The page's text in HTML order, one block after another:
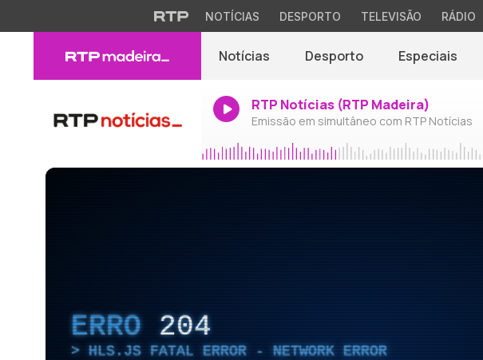
NOTÍCIAS DESPORTO TELEVISÃO RÁDIO
Notícias Desporto Especiais
RTP Notícias (RTP Madeira)
Emissão em simultâneo com RTP Notícias
ERRO 204
HLS.JS FATAL ERROR - NETWORK ERROR